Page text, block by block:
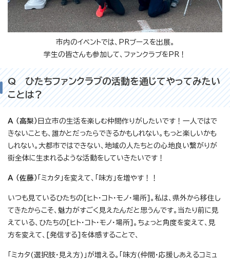
市内のイベントでは、PRブースを出展。
学生の皆さんも参加して、ファンクラブをPR！
Q ひたちファンクラブの活動を通じてやってみたい
ことは？
A （高梨） 日立市の生活を楽しむ仲間作りがしたいです！一人ではで
きないことも、誰かとだったらできるかもしれない。もっと楽しいかも
しれない。大都市ではできない、地域の人たちとの心地良い繋がりが
街全体に生まれるような活動をしていきたいです！
A （佐藤） 「ミカタ」を変えて、「味方」を増やす！！
いつも見ているひたちの[ヒト・コト・モノ・場所]。私は、県外から移住し
てきたからこそ、魅力がすごく見えたんだと思うんです。当たり前に見
えている、ひたちの[ヒト・コト・モノ・場所]。ちょっと角度を変えて、見
方を変えて、[発信する]を体感することで、
「ミカタ(選択肢・見え方)」が増える。「味方(仲間・応援しあえるコミュ